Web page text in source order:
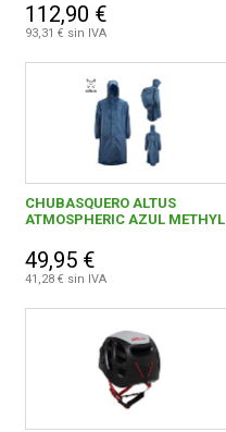
112,90 €
93,31 € sin IVA
CHUBASQUERO ALTUS
ATMOSPHERIC AZUL METHYL
49,95 €
41,28 € sin IVA